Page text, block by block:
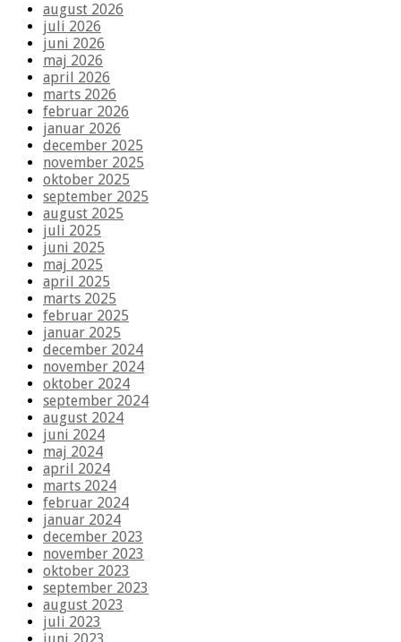
august 2026
juli 2026
juni 2026
maj 2026
april 2026
marts 2026
februar 2026
januar 2026
december 2025
november 2025
oktober 2025
september 2025
august 2025
juli 2025
juni 2025
maj 2025
april 2025
marts 2025
februar 2025
januar 2025
december 2024
november 2024
oktober 2024
september 2024
august 2024
juni 2024
maj 2024
april 2024
marts 2024
februar 2024
januar 2024
december 2023
november 2023
oktober 2023
september 2023
august 2023
juli 2023